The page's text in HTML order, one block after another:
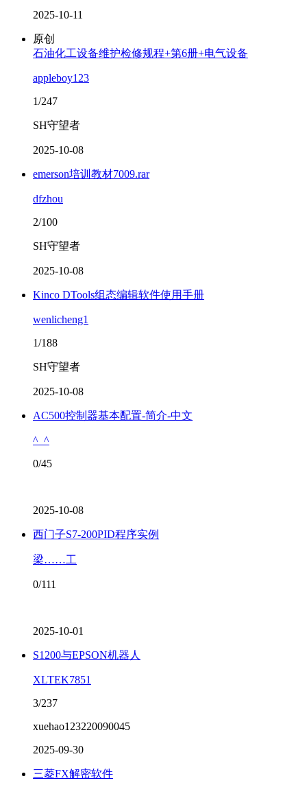
2025-10-11
原创
石油化工设备维护检修规程+第6册+电气设备
appleboy123
1/247
SH守望者
2025-10-08
emerson培训教材7009.rar
dfzhou
2/100
SH守望者
2025-10-08
Kinco DTools组态编辑软件使用手册
wenlicheng1
1/188
SH守望者
2025-10-08
AC500控制器基本配置-简介-中文
^_^
0/45
2025-10-08
西门子S7-200PID程序实例
梁……工
0/111
2025-10-01
S1200与EPSON机器人
XLTEK7851
3/237
xuehao123220090045
2025-09-30
三菱FX解密软件